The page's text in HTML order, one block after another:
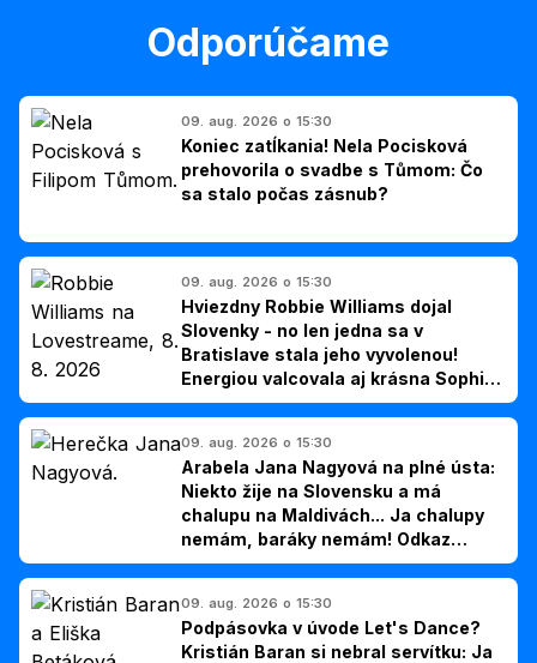
Odporúčame
09. aug. 2026 o 15:30
Koniec zatĺkania! Nela Pocisková
prehovorila o svadbe s Tůmom: Čo
sa stalo počas zásnub?
09. aug. 2026 o 15:30
Hviezdny Robbie Williams dojal
Slovenky - no len jedna sa v
Bratislave stala jeho vyvolenou!
Energiou valcovala aj krásna Sophie
Ellis-Bextor (foto)
09. aug. 2026 o 15:30
Arabela Jana Nagyová na plné ústa:
Niekto žije na Slovensku a má
chalupu na Maldivách... Ja chalupy
nemám, baráky nemám! Odkaz
Slovákom
09. aug. 2026 o 15:30
Podpásovka v úvode Let's Dance?
Kristián Baran si nebral servítku: Ja